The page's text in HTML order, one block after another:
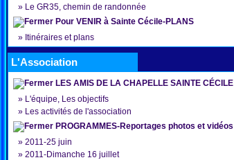
» Le GR35, chemin de randonnée
Pour VENIR à Sainte Cécile-PLANS
» Itinéraires et plans
L'Association
LES AMIS DE LA CHAPELLE SAINTE CÉCILE
» L'équipe, Les objectifs
» Les activités de l'association
PROGRAMMES-Reportages photos et vidéos
» 2011-25 juin
» 2011-Dimanche 16 juillet